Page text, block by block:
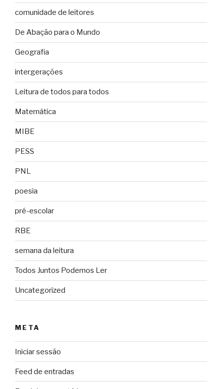
comunidade de leitores
De Abação para o Mundo
Geografia
intergerações
Leitura de todos para todos
Matemática
MIBE
PESS
PNL
poesia
pré-escolar
RBE
semana da leitura
Todos Juntos Podemos Ler
Uncategorized
META
Iniciar sessão
Feed de entradas